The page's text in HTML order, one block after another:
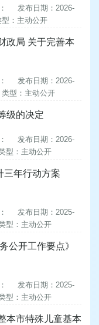
发布日期：2026-
型：主动公开
政局 关于完善本
发布日期：2026-
类型：主动公开
级的决定
发布日期：2026-
型：主动公开
三年行动方案
发布日期：2025-
型：主动公开
公开工作要点》
发布日期：2025-
型：主动公开
本市特殊儿童基本